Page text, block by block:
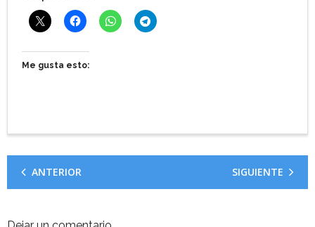
Me gusta esto:
ANTERIOR SIGUIENTE